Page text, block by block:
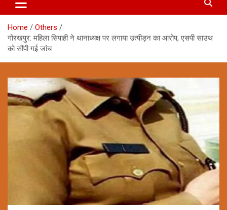
Home
Others
गोरखपुर: महिला सिपाही ने थानाध्यक्ष पर लगाया उत्पीड़न का आरोप, एसपी साउथ
को सौंपी गई जांच